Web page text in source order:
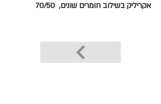
אקריליק בשילוב חומרים שונים, 70/50